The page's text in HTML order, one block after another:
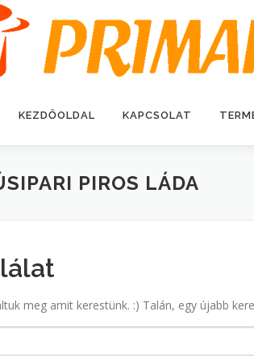
KEZDŐOLDAL KAPCSOLAT
PIROS LÁDA
meg amit kerestünk. :) Talán, egy újabb